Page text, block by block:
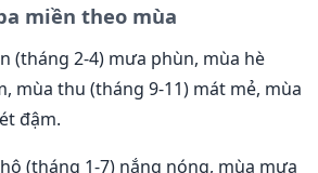
miền theo mùa
(tháng 2-4) mưa phùn, mùa hè
mùa thu (tháng 9-11) mát mẻ, mùa
đậm.
(tháng 1-7) nắng nóng, mùa mưa